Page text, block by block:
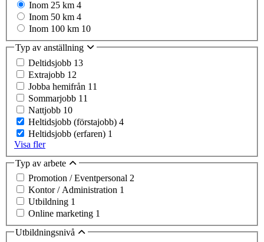
Inom 25 km 4
Inom 50 km 4
Inom 100 km 10
Typ av anställning
Deltidsjobb 13
Extrajobb 12
Jobba hemifrån 11
Sommarjobb 11
Nattjobb 10
Heltidsjobb (förstajobb) 4
Heltidsjobb (erfaren) 1
Visa fler
Typ av arbete
Promotion / Eventpersonal 2
Kontor / Administration 1
Utbildning 1
Online marketing 1
Utbildningsnivå